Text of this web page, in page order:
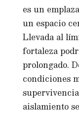
es un
un espacio
Llevada al
fortaleza
prolongado.
condiciones
aislamiento